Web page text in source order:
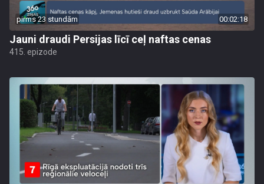
pirms 23 stundām 00:02:18
Jauni draudi Persijas līcī ceļ naftas cenas
415. epizode